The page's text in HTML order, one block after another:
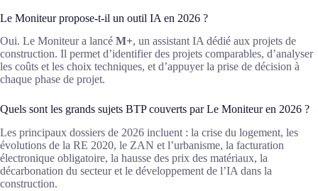
Le Moniteur propose-t-il un outil IA en 2026 ?
Oui. Le Moniteur a lancé M+, un assistant IA dédié aux projets de
construction. Il permet d’identifier des projets comparables, d’analyser
les coûts et les choix techniques, et d’appuyer la prise de décision à
chaque phase de projet.
Quels sont les grands sujets BTP couverts par Le Moniteur en 2026 ?
Les principaux dossiers de 2026 incluent : la crise du logement, les
évolutions de la RE 2020, le ZAN et l’urbanisme, la facturation
électronique obligatoire, la hausse des prix des matériaux, la
décarbonation du secteur et le développement de l’IA dans la
construction.